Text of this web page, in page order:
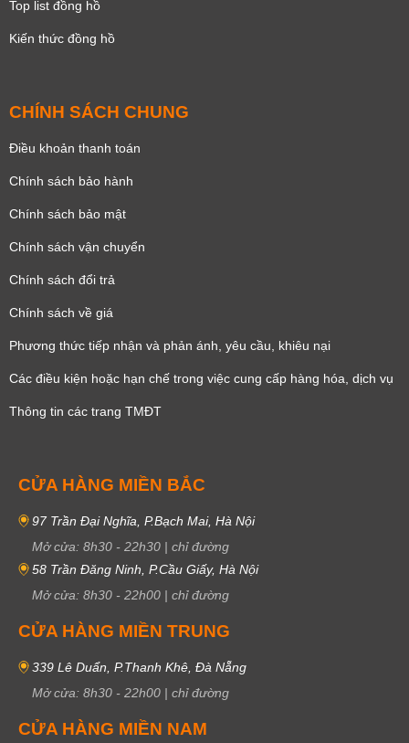
Top list đồng hồ
Kiến thức đồng hồ
CHÍNH SÁCH CHUNG
Điều khoản thanh toán
Chính sách bảo hành
Chính sách bảo mật
Chính sách vận chuyển
Chính sách đổi trả
Chính sách về giá
Phương thức tiếp nhận và phản ánh, yêu cầu, khiêu nại
Các điều kiện hoặc hạn chế trong việc cung cấp hàng hóa, dịch vụ
Thông tin các trang TMĐT
CỬA HÀNG MIỀN BẮC
97 Trần Đại Nghĩa, P.Bạch Mai, Hà Nội
Mở cửa: 8h30 - 22h30 | chỉ đường
58 Trần Đăng Ninh, P.Cầu Giấy, Hà Nội
Mở cửa: 8h30 - 22h00 | chỉ đường
CỬA HÀNG MIỀN TRUNG
339 Lê Duẩn, P.Thanh Khê, Đà Nẵng
Mở cửa: 8h30 - 22h00 | chỉ đường
CỬA HÀNG MIỀN NAM